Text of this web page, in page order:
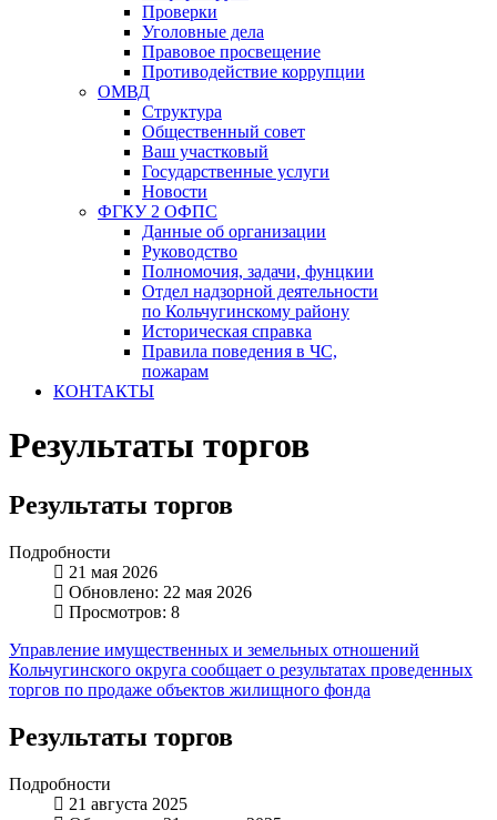
Проверки
Уголовные дела
Правовое просвещение
Противодействие коррупции
ОМВД
Структура
Общественный совет
Ваш участковый
Государственные услуги
Новости
ФГКУ 2 ОФПС
Данные об организации
Руководство
Полномочия, задачи, фунцкии
Отдел надзорной деятельности
по Кольчугинскому району
Историческая справка
Правила поведения в ЧС,
пожарам
КОНТАКТЫ
Результаты торгов
Результаты торгов
Подробности
21 мая 2026
Обновлено: 22 мая 2026
Просмотров: 8
Управление имущественных и земельных отношений
Кольчугинского округа сообщает о результатах проведенных
торгов по продаже объектов жилищного фонда
Результаты торгов
Подробности
21 августа 2025